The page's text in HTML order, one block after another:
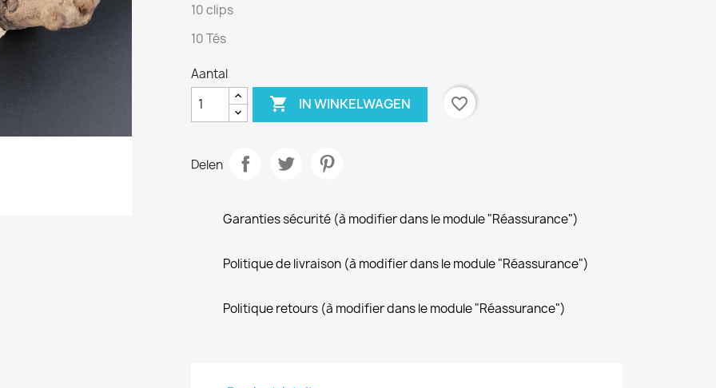
10 clips
10 Tés
Aantal
 IN WINKELWAGEN favorite_border
Delen
Garanties sécurité (à modifier dans le module "Réassurance")
Politique de livraison (à modifier dans le module "Réassurance")
Politique retours (à modifier dans le module "Réassurance")